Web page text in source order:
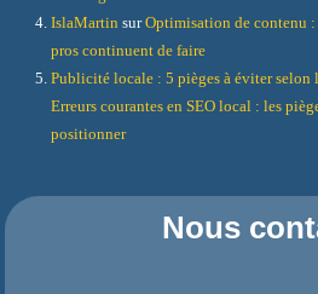
IslaMartin surOptimisation de contenu :
pros continuent de faire
Publicité locale : 5 pièges à éviter
Erreurs courantes en SEO local : les
positionner
Nous